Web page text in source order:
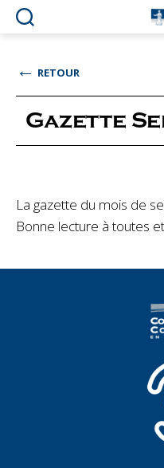
← RETOUR
Gazette
La gazette du mois de
Bonne lecture à toutes